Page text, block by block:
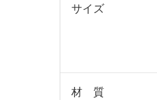
サイズ
材 質